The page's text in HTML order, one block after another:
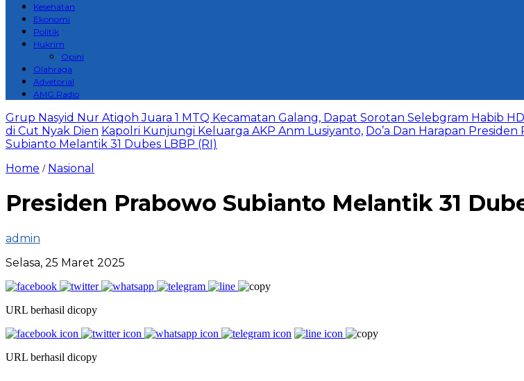
Kesehatan
Ekonomi
Politik
Hukrim
Opini
Olahraga
Advetorial
AMG Radio
Grup Nasyid Nur Atiqoh Juara 1 MTQ Kecamatan Galang, Dapat Sorotan Selebgram Habib
di Cut Nyak Dien Kapolri Kunjungi Keluarga AKP Anm Lusiyanto, Do’a Dan Harapan
Subianto Melantik 31 Dubes LBBP (RI)
Home / Nasional
Presiden Prabowo Subianto Melantik 31
admin
Selasa, 25 Maret 2025
URL berhasil dicopy
URL berhasil dicopy